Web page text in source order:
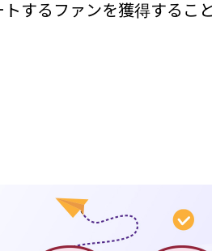
するファンを獲得するこ